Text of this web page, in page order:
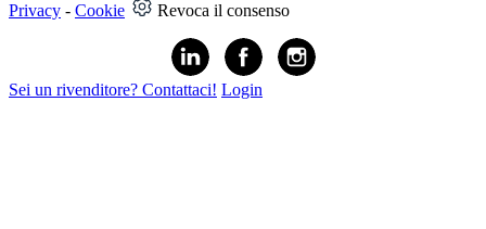
Privacy - Cookie Revoca il consenso
Sei un rivenditore? Contattaci! Login